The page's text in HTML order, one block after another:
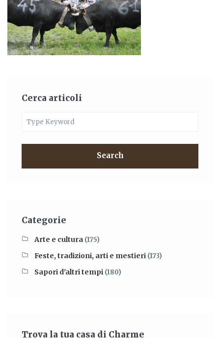
Cerca articoli
Search
Categorie
Arte e cultura (175)
Feste, tradizioni, arti e mestieri (173)
Sapori d'altri tempi (180)
Trova la tua casa di Charme